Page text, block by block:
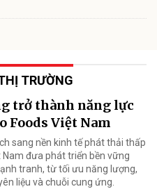
TRƯỜNG
trở thành năng lực
Foods Việt Nam
sang nền kinh tế phát thải thấp
Nam đưa phát triển bền vững
tranh, từ tối ưu năng lượng,
liệu và chuỗi cung ứng.